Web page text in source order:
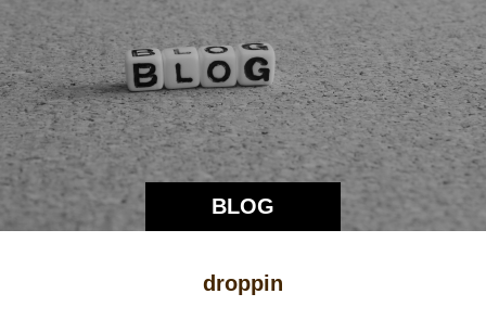
BLOG
droppin